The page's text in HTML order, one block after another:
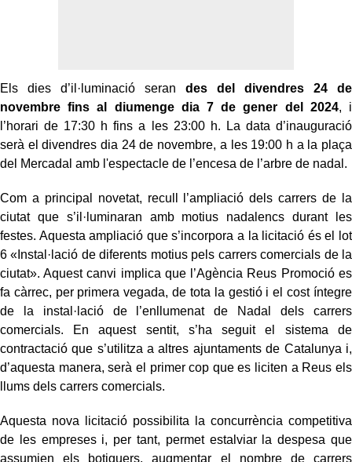
Els dies d’il·luminació seran des del divendres 24 de
novembre fins al diumenge dia 7 de gener del 2024, i
l’horari de 17:30 h fins a les 23:00 h. La data d’inauguració
serà el divendres dia 24 de novembre, a les 19:00 h a la plaça
del Mercadal amb l'espectacle de l’encesa de l’arbre de nadal.
Com a principal novetat, recull l’ampliació dels carrers de la
ciutat que s’il·luminaran amb motius nadalencs durant les
festes. Aquesta ampliació que s’incorpora a la licitació és el lot
6 «Instal·lació de diferents motius pels carrers comercials de la
ciutat». Aquest canvi implica que l’Agència Reus Promoció es
fa càrrec, per primera vegada, de tota la gestió i el cost íntegre
de la instal·lació de l’enllumenat de Nadal dels carrers
comercials. En aquest sentit, s’ha seguit el sistema de
contractació que s’utilitza a altres ajuntaments de Catalunya i,
d’aquesta manera, serà el primer cop que es liciten a Reus els
llums dels carrers comercials.
Aquesta nova licitació possibilita la concurrència competitiva
de les empreses i, per tant, permet estalviar la despesa que
assumien els botiguers, augmentar el nombre de carrers